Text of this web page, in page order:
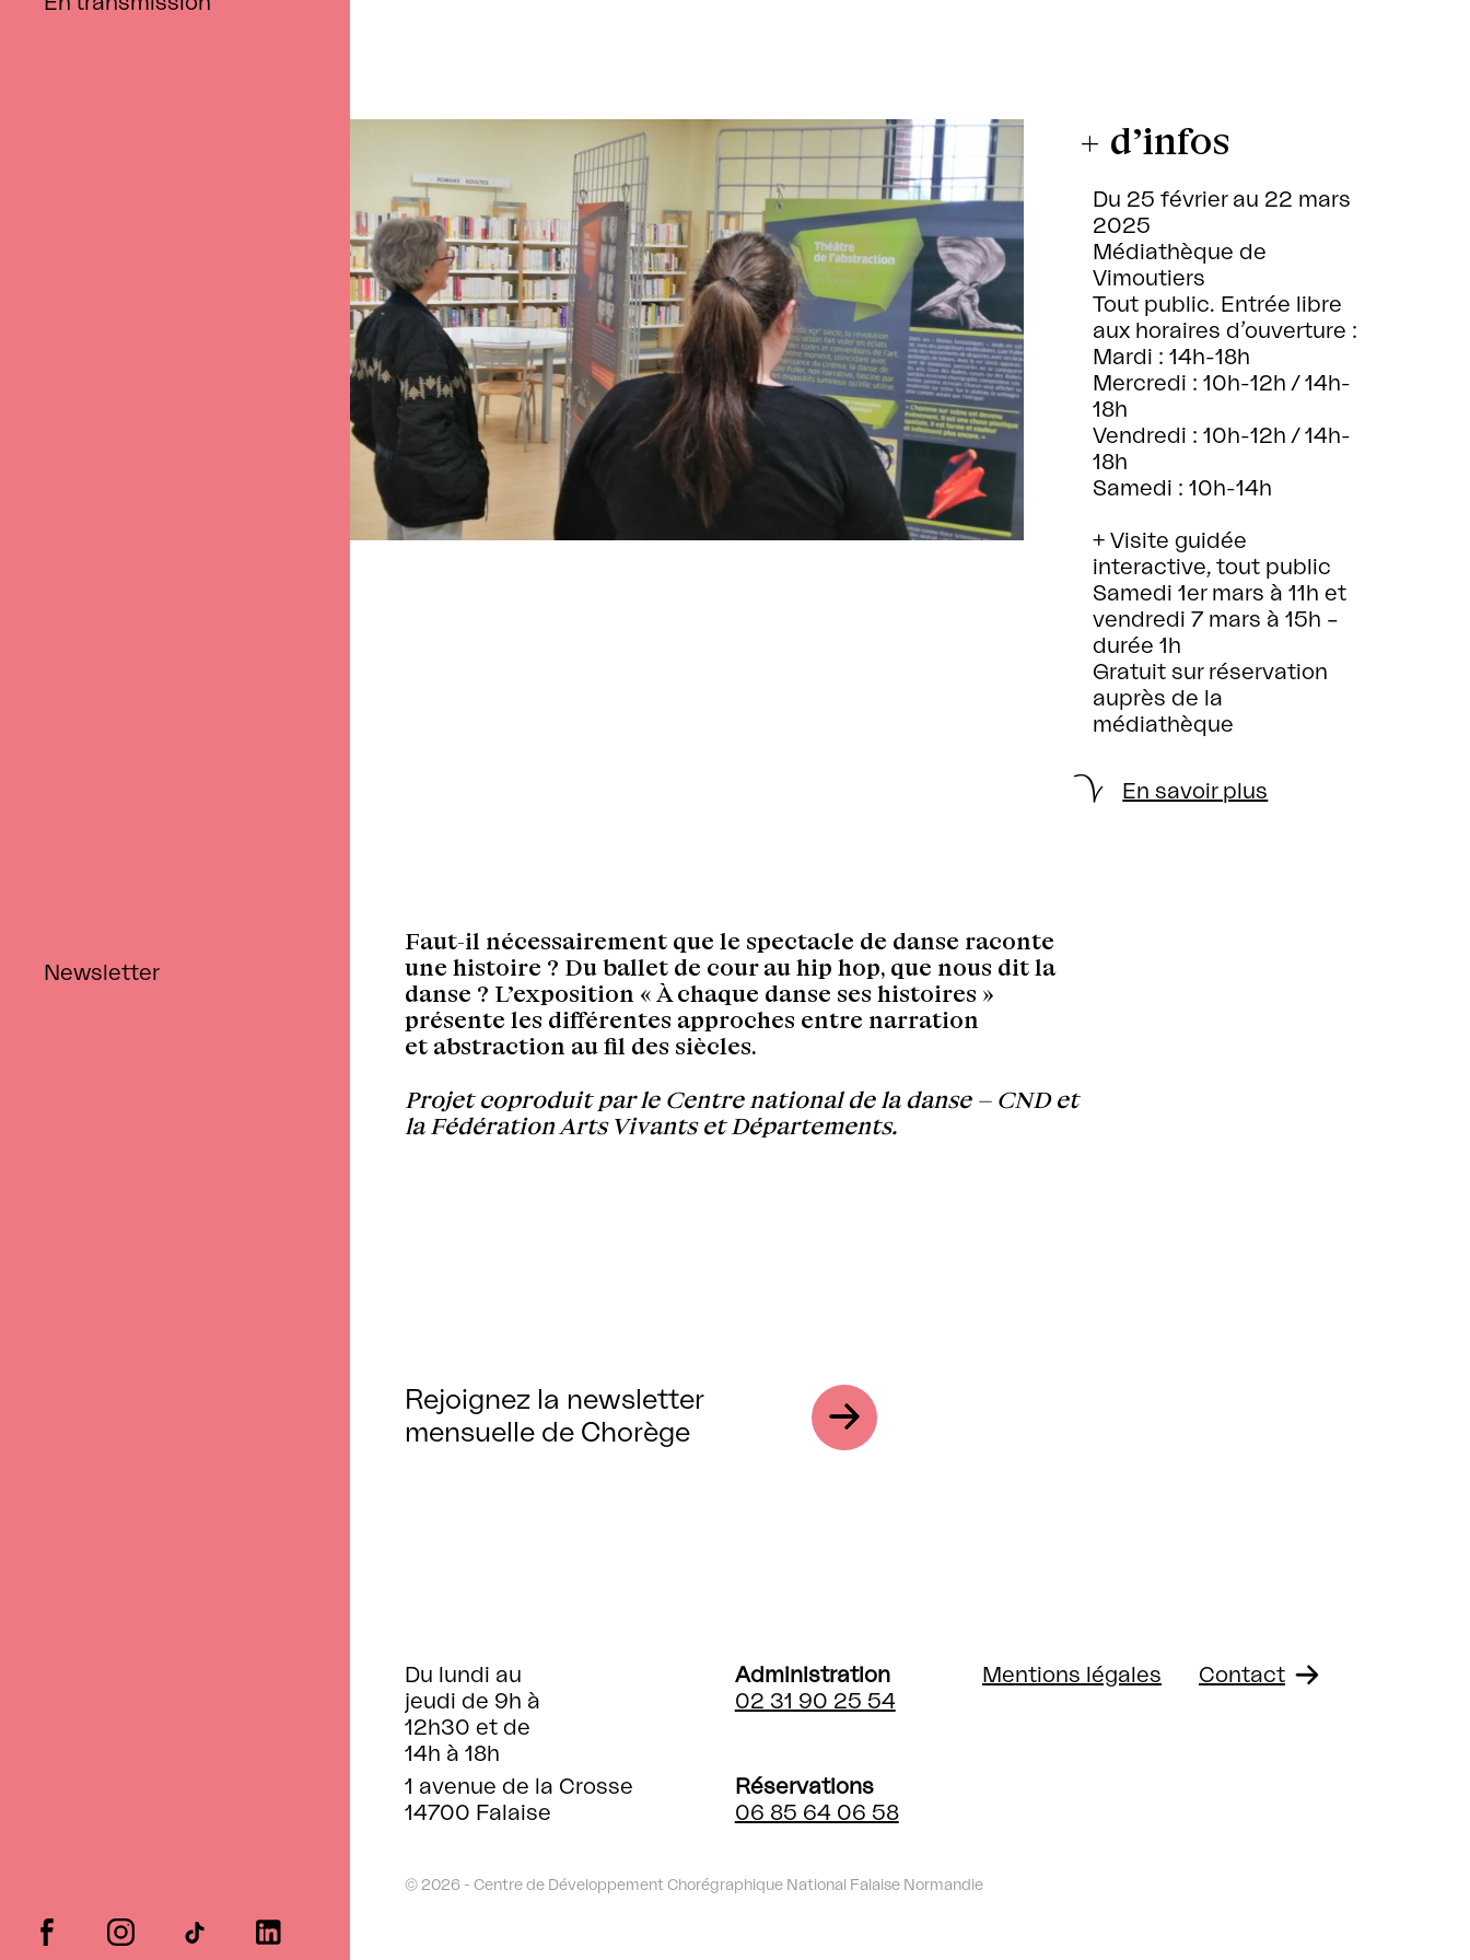
Newsletter
facebookinstagramtiktok linkedin
+ d’infos
Du 25 février au 22 mars
2025
Médiathèque de
Vimoutiers
Tout public. Entrée libre
aux horaires d’ouverture :
Mardi : 14h-18h
Mercredi : 10h-12h / 14h-
18h
Vendredi : 10h-12h / 14h-
18h
Samedi : 10h-14h
+ Visite guidée
interactive, tout public
Samedi 1er mars à 11h et
vendredi 7 mars à 15h –
durée 1h
Gratuit sur réservation
auprès de la
médiathèque
En savoir plus
Faut-il nécessairement que le spectacle de danse raconte
une histoire ? Du ballet de cour au hip hop, que nous dit la
danse ? L’exposition « À chaque danse ses histoires »
présente les différentes approches entre narration
et abstraction au fil des siècles.
Projet coproduit par le Centre national de la danse – CND et
la Fédération Arts Vivants et Départements.
Rejoignez la newsletter
mensuelle de Chorège
Du lundi au
jeudi de 9h à
12h30 et de
14h à 18h
1 avenue de la Crosse
14700 Falaise
Administration
02 31 90 25 54
Réservations
06 85 64 06 58
Mentions légales Contact
© 2026 - Centre de Développement Chorégraphique National Falaise Normandie